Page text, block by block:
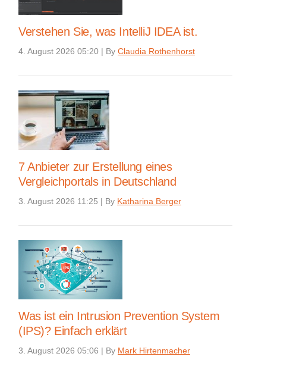
Verstehen Sie, was IntelliJ IDEA ist.
4. August 2026 05:20 | By Claudia Rothenhorst
7 Anbieter zur Erstellung eines
Vergleichportals in Deutschland
3. August 2026 11:25 | By Katharina Berger
Was ist ein Intrusion Prevention System
(IPS)? Einfach erklärt
3. August 2026 05:06 | By Mark Hirtenmacher